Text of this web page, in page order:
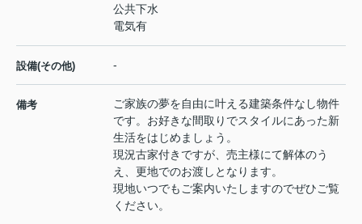
公共下水
電気有
設備(その他) -
備考
ご家族の夢を自由に叶える建築条件なし物件
です。お好きな間取りでスタイルにあった新
生活をはじめましょう。
現況古家付きですが、売主様にて解体のう
え、更地でのお渡しとなります。
現地いつでもご案内いたしますのでぜひご覧
ください。